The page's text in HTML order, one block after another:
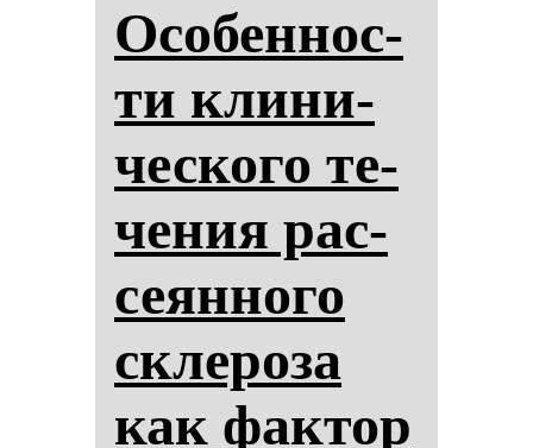
Осо­бен­нос­
ти кли­ни­
чес­ко­го те­
че­ния рас­
се­ян­но­го
скле­ро­за
как фак­тор